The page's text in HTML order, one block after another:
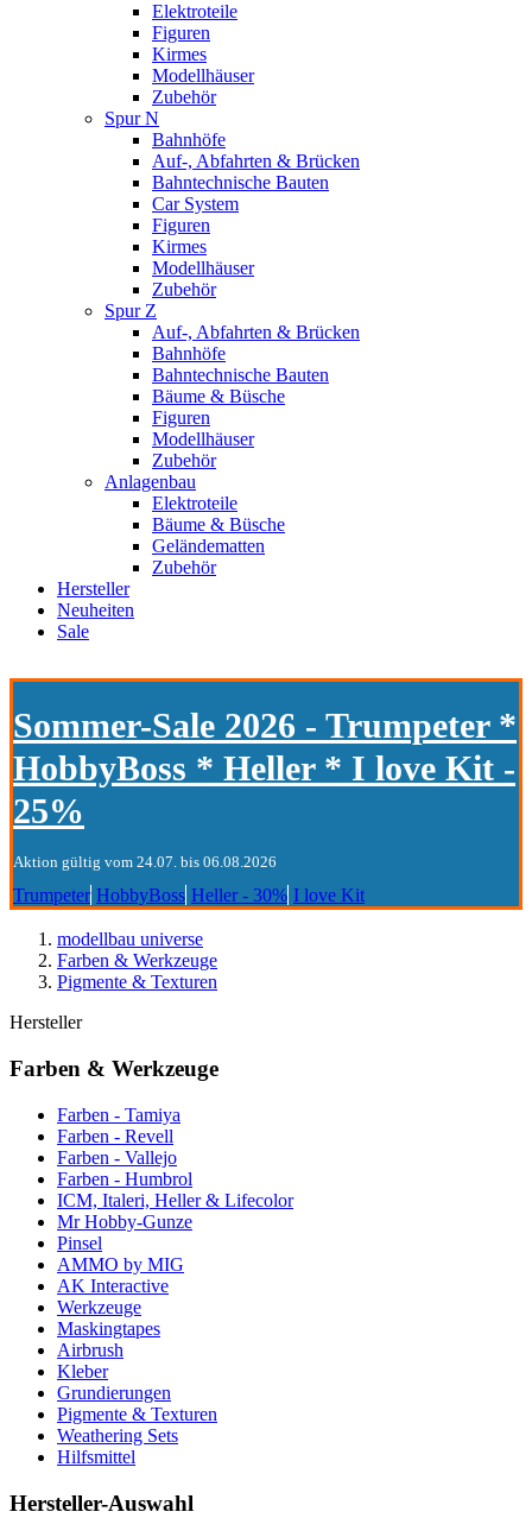
Elektroteile
Figuren
Kirmes
Modellhäuser
Zubehör
Spur N
Bahnhöfe
Auf-, Abfahrten & Brücken
Bahntechnische Bauten
Car System
Figuren
Kirmes
Modellhäuser
Zubehör
Spur Z
Auf-, Abfahrten & Brücken
Bahnhöfe
Bahntechnische Bauten
Bäume & Büsche
Figuren
Modellhäuser
Zubehör
Anlagenbau
Elektroteile
Bäume & Büsche
Geländematten
Zubehör
Hersteller
Neuheiten
Sale
Sommer-Sale 2026 - Trumpeter *
HobbyBoss * Heller * I love Kit -
25%
Aktion gültig vom 24.07. bis 06.08.2026
Trumpeter HobbyBoss Heller - 30% I love Kit
modellbau universe
Farben & Werkzeuge
Pigmente & Texturen
Hersteller
Farben & Werkzeuge
Farben - Tamiya
Farben - Revell
Farben - Vallejo
Farben - Humbrol
ICM, Italeri, Heller & Lifecolor
Mr Hobby-Gunze
Pinsel
AMMO by MIG
AK Interactive
Werkzeuge
Maskingtapes
Airbrush
Kleber
Grundierungen
Pigmente & Texturen
Weathering Sets
Hilfsmittel
Hersteller-Auswahl